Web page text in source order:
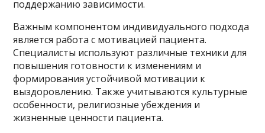
поддержанию зависимости.
Важным компонентом индивидуального подхода
является работа с мотивацией пациента.
Специалисты используют различные техники для
повышения готовности к изменениям и
формирования устойчивой мотивации к
выздоровлению. Также учитываются культурные
особенности, религиозные убеждения и
жизненные ценности пациента.